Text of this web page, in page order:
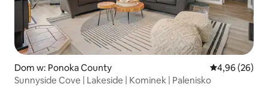
Dom w: Ponoka County Średnia
4,96 (26)
Sunnyside Cove | Lakeside | Kominek | Palenisko